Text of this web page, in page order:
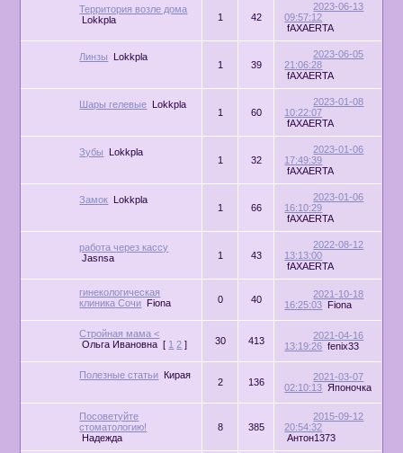
Территория возле дома
Lokkpla
1 42
2023-06-13
09:57:12
fAXAERTA
Линзы Lokkpla
1 39
2023-06-05
21:06:28
fAXAERTA
Шары гелевые Lokkpla
1 60
2023-01-08
10:22:07
fAXAERTA
Зубы Lokkpla
1 32
2023-01-06
17:49:39
fAXAERTA
Замок Lokkpla
1 66
2023-01-06
16:10:29
fAXAERTA
работа через кассу
Jasnsa
1 43
2022-08-12
13:13:00
fAXAERTA
гинекологическая
клиника Сочи
Fiona 0 40
2021-10-18
16:25:03
Fiona
Стройная мама <
Ольга Ивановна [ 1 2 ] 30 413
2021-04-16
13:19:26 fenix33
Полезные статьи Кирая
2 136
2021-03-07
02:10:13 Японочка
Посоветуйте
стоматологию!
Надежда
8 385
2015-09-12
20:54:32
Антон1373